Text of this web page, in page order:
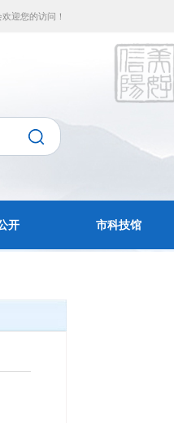
迎您的访问！
开 市科技馆